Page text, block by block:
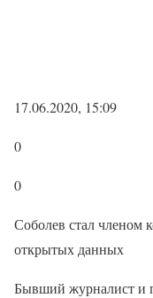
17.06.2020, 15:09
0
0
Соболев стал членом
открытых данных
Бывший журналист и